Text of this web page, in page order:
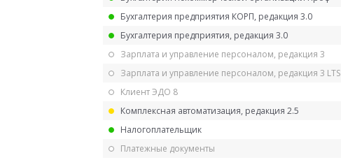
Бухгалтерия предприятия КОРП, редакция 3.0
Бухгалтерия предприятия, редакция 3.0
Зарплата и управление персоналом, редакция 3
Зарплата и управление персоналом, редакция 3 LTS
Клиент ЭДО 8
Комплексная автоматизация, редакция 2.5
Налогоплательщик
Платежные документы